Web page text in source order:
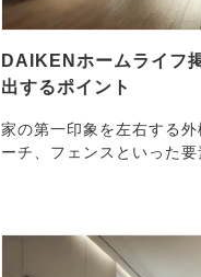
DAIKENホームライフ
出するポイント
家の第一印象を左右する
ーチ、フェンスといった